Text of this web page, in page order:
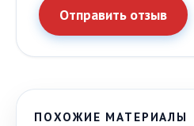
Отправить отзыв
ПОХОЖИЕ МАТЕРИАЛЫ